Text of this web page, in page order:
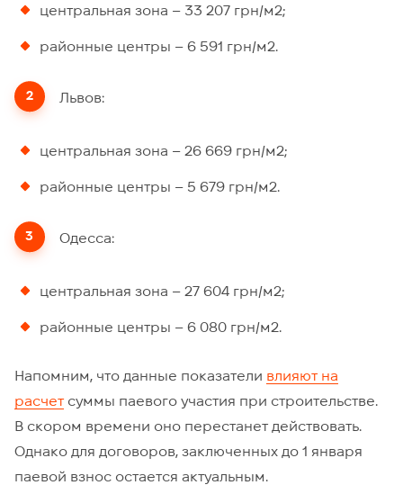
центральная зона – 33 207 грн/м2;
районные центры – 6 591 грн/м2.
Львов:
центральная зона – 26 669 грн/м2;
районные центры – 5 679 грн/м2.
Одесса:
центральная зона – 27 604 грн/м2;
районные центры – 6 080 грн/м2.
Напомним, что данные показатели влияют на
расчетсуммы паевого участия при строительстве.
В скором времени оно перестанет действовать.
Однако для договоров, заключенных до 1 января
паевой взнос остается актуальным.